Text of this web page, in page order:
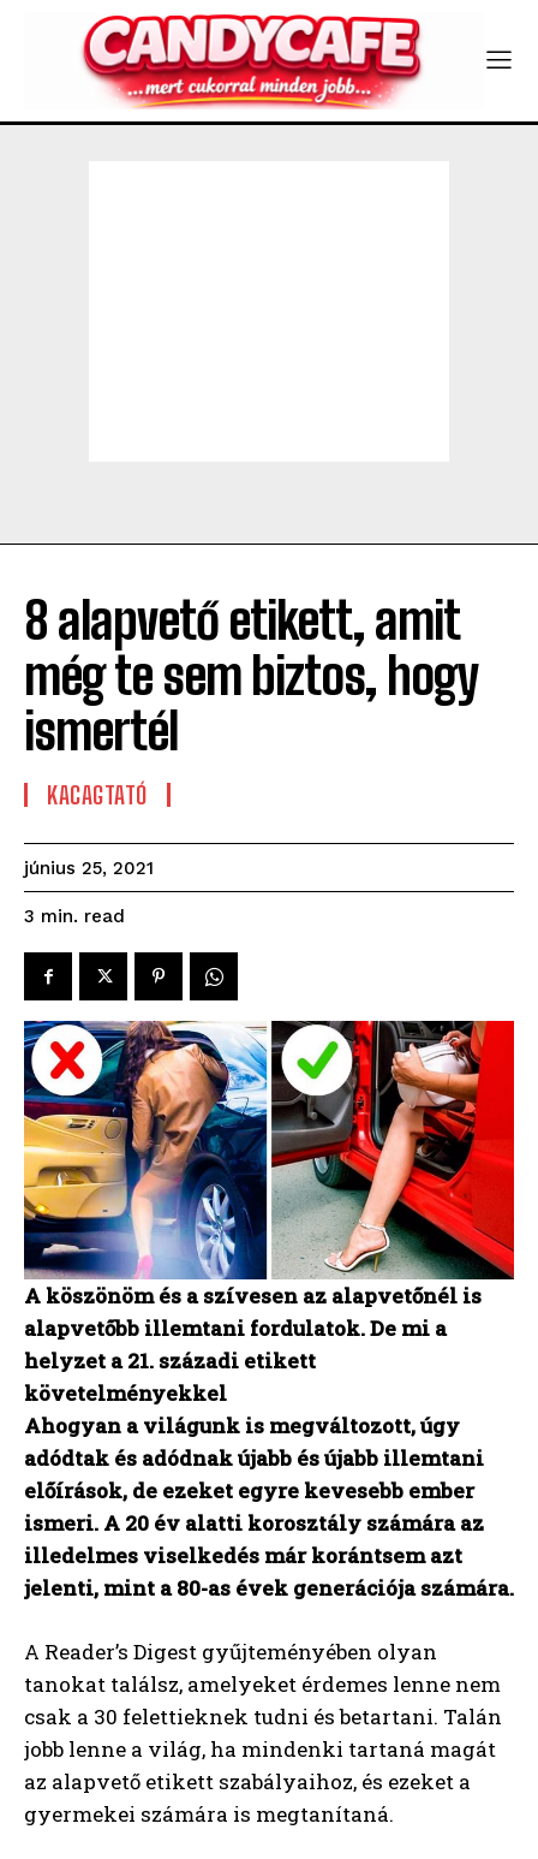
8 alapvető etikett, amit
még te sem biztos, hogy
ismertél
KACAGTATÓ
június 25, 2021
3 min. read
A köszönöm és a szívesen az alapvetőnél is
alapvetőbb illemtani fordulatok. De mi a
helyzet a 21. századi etikett
követelményekkel
Ahogyan a világunk is megváltozott, úgy
adódtak és adódnak újabb és újabb illemtani
előírások, de ezeket egyre kevesebb ember
ismeri. A 20 év alatti korosztály számára az
illedelmes viselkedés már korántsem azt
jelenti, mint a 80-as évek generációja számára.
A Reader’s Digest gyűjteményében olyan
tanokat találsz, amelyeket érdemes lenne nem
csak a 30 felettieknek tudni és betartani. Talán
jobb lenne a világ, ha mindenki tartaná magát
az alapvető etikett szabályaihoz, és ezeket a
gyermekei számára is megtanítaná.